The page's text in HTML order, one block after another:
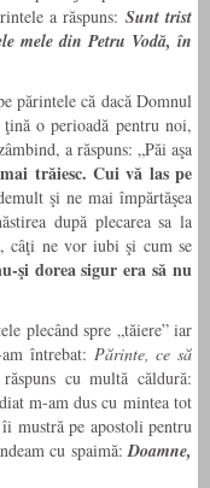
a răspuns: Sunt trist
mele din Petru Vodă, în
părintele că dacă Domnul
o perioadă pentru noi,
a răspuns: „Păi aşa
trăiesc. Cui vă las pe
şi ne mai împărtăşea
după plecarea sa la
ne vor iubi şi cum se
şi dorea sigur era să nu
plecând spre „tăiere” iar
întrebat: Părinte, ce să
cu multă căldură:
m-am dus cu mintea tot
mustră pe apostoli pentru
cu spaimă:Doamne,